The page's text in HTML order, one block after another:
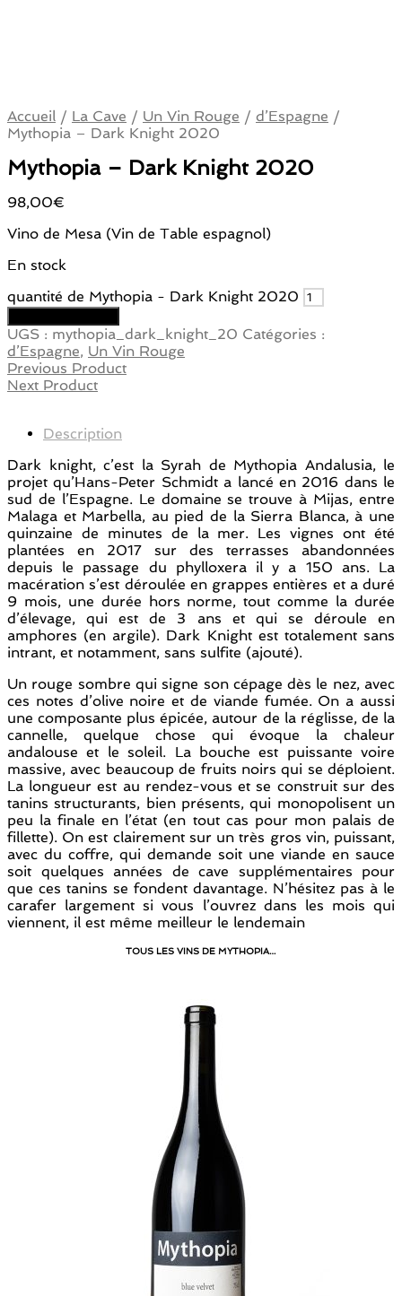
Accueil / La Cave / Un Vin Rouge / d’Espagne /
Mythopia – Dark Knight 2020
Mythopia – Dark Knight 2020
98,00€
Vino de Mesa (Vin de Table espagnol)
En stock
quantité de Mythopia - Dark Knight 2020
UGS : mythopia_dark_knight_20 Catégories :
d’Espagne, Un Vin Rouge
Previous Product
Next Product
Description
Dark knight, c’est la Syrah de Mythopia Andalusia, le
projet qu’Hans-Peter Schmidt a lancé en 2016 dans le
sud de l’Espagne. Le domaine se trouve à Mijas, entre
Malaga et Marbella, au pied de la Sierra Blanca, à une
quinzaine de minutes de la mer. Les vignes ont été
plantées en 2017 sur des terrasses abandonnées
depuis le passage du phylloxera il y a 150 ans. La
macération s’est déroulée en grappes entières et a duré
9 mois, une durée hors norme, tout comme la durée
d’élevage, qui est de 3 ans et qui se déroule en
amphores (en argile). Dark Knight est totalement sans
intrant, et notamment, sans sulfite (ajouté).
Un rouge sombre qui signe son cépage dès le nez, avec
ces notes d’olive noire et de viande fumée. On a aussi
une composante plus épicée, autour de la réglisse, de la
cannelle, quelque chose qui évoque la chaleur
andalouse et le soleil. La bouche est puissante voire
massive, avec beaucoup de fruits noirs qui se déploient.
La longueur est au rendez-vous et se construit sur des
tanins structurants, bien présents, qui monopolisent un
peu la finale en l’état (en tout cas pour mon palais de
fillette). On est clairement sur un très gros vin, puissant,
avec du coffre, qui demande soit une viande en sauce
soit quelques années de cave supplémentaires pour
que ces tanins se fondent davantage. N’hésitez pas à le
carafer largement si vous l’ouvrez dans les mois qui
viennent, il est même meilleur le lendemain
TOUS LES VINS DE MYTHOPIA…